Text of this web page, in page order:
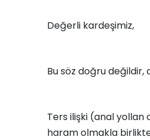
Değerli kardeşimiz,
Bu söz doğru değildir,
Ters ilişki (anal yollan
haram olmakla